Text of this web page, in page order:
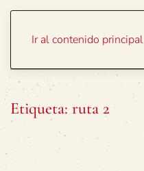
Ir al contenido principal
Etiqueta: ruta 2